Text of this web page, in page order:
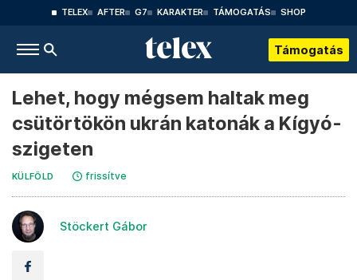
TELEX AFTER G7 KARAKTER TÁMOGATÁS SHOP
Támogatás
Lehet, hogy mégsem haltak meg
csütörtökön ukrán katonák a Kígyó-
szigeten
KÜLFÖLD frissítve
Stöckert Gábor